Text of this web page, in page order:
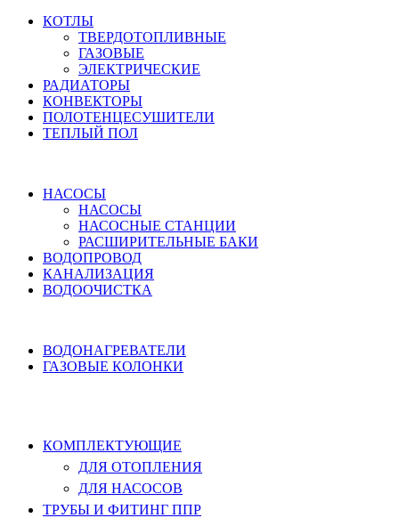
КОТЛЫ
ТВЕРДОТОПЛИВНЫЕ
ГАЗОВЫЕ
ЭЛЕКТРИЧЕСКИЕ
РАДИАТОРЫ
КОНВЕКТОРЫ
ПОЛОТЕНЦЕСУШИТЕЛИ
ТЕПЛЫЙ ПОЛ
НАСОСЫ
НАСОСЫ
НАСОСНЫЕ СТАНЦИИ
РАСШИРИТЕЛЬНЫЕ БАКИ
ВОДОПРОВОД
КАНАЛИЗАЦИЯ
ВОДООЧИСТКА
ВОДОНАГРЕВАТЕЛИ
ГАЗОВЫЕ КОЛОНКИ
КОМПЛЕКТУЮЩИЕ
ДЛЯ ОТОПЛЕНИЯ
ДЛЯ НАСОСОВ
ТРУБЫ И ФИТИНГ ППР